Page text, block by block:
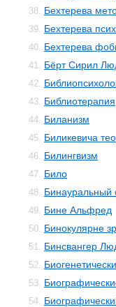
38. Бехтерева
39. Бехтерева
40. Бехтерева
41. Бёрт Сирил
42.
43. Библиотерапия
44. Биланизм
45. Биликевича
46. Билингвизм
47. Било
48. Бинауральный
49. Бине Альфред
50. Бинокулярне
51. Бинсвангер
52.
53.
54.